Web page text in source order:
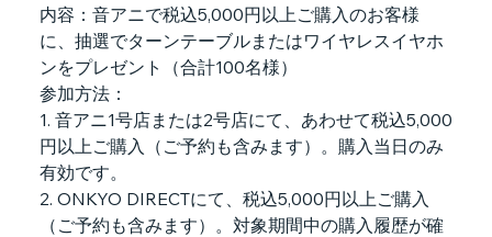
内容：音アニで税込5,000円以上ご購入のお客様
に、抽選でターンテーブルまたはワイヤレスイヤホ
ンをプレゼント（合計100名様）
参加方法：
1. 音アニ1号店または2号店にて、あわせて税込5,000
円以上ご購入（ご予約も含みます）。購入当日のみ
有効です。
2. ONKYO DIRECTにて、税込5,000円以上ご購入
（ご予約も含みます）。対象期間中の購入履歴が確